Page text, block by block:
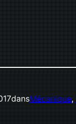
dansMécanique,